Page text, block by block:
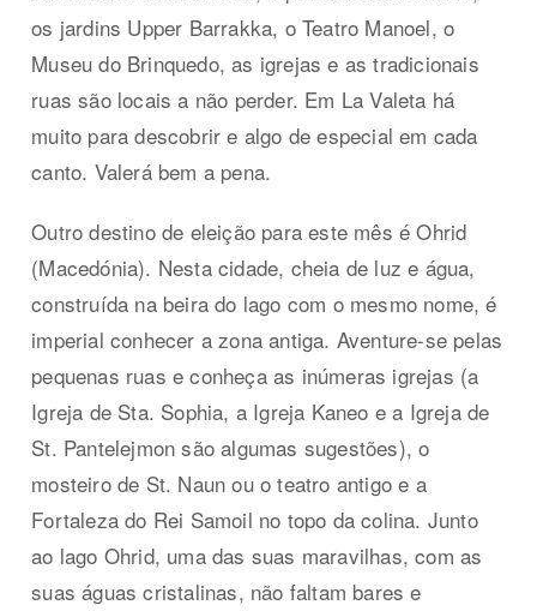
os jardins Upper Barrakka, o Teatro Manoel, o
Museu do Brinquedo, as igrejas e as tradicionais
ruas são locais a não perder. Em La Valeta há
muito para descobrir e algo de especial em cada
canto. Valerá bem a pena.
Outro destino de eleição para este mês é Ohrid
(Macedónia). Nesta cidade, cheia de luz e água,
construída na beira do lago com o mesmo nome, é
imperial conhecer a zona antiga. Aventure-se pelas
pequenas ruas e conheça as inúmeras igrejas (a
Igreja de Sta. Sophia, a Igreja Kaneo e a Igreja de
St. Pantelejmon são algumas sugestões), o
mosteiro de St. Naun ou o teatro antigo e a
Fortaleza do Rei Samoil no topo da colina. Junto
ao lago Ohrid, uma das suas maravilhas, com as
suas águas cristalinas, não faltam bares e